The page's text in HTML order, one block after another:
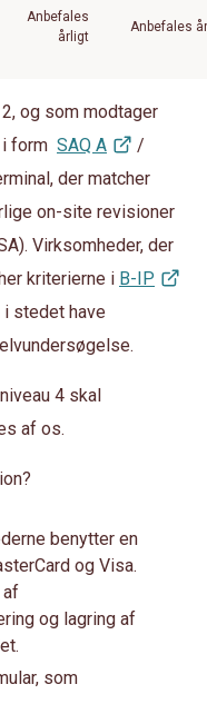
Anbefales
årligt
Anbefales
og som modtager
form SAQ A
/
der matcher
on-site revisioner
Virksomheder, der
kriterierne i B-IP
i stedet have
4 skal
af os.
benytter en
og Visa.
af
og lagring af
som